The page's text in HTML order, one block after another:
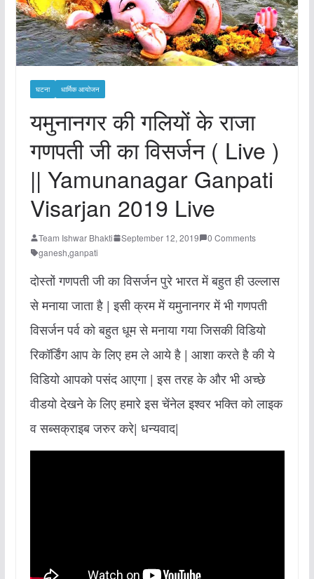
घटना धार्मिक आयोजन
यमुनानगर की गलियों के राजा
गणपती जी का विसर्जन ( Live )
|| Yamunanagar Ganpati
Visarjan 2019 Live
Team Ishwar Bhakti September 12, 2019
0 Comments
ganesh,ganpati
दोस्तों गणपती जी का विसर्जन पुरे भारत में बहुत ही उल्लास
से मनाया जाता है | इसी क्रम में यमुनानगर में भी गणपती
विसर्जन पर्व को बहुत धूम से मनाया गया जिसकी विडियो
रिकॉर्डिंग आप के लिए हम ले आये है | आशा करते है की ये
विडियो आपको पसंद आएगा | इस तरह के और भी अच्छे
वीडयो देखने के लिए हमारे इस चेंनेल इश्वर भक्ति को लाइक
व सब्सक्राइब जरुर करे| धन्यवाद|